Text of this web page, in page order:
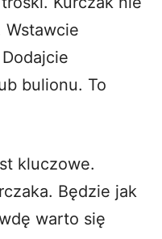
bulionu. To
kluczowe.
Będzie jak
warto się